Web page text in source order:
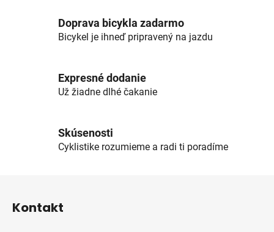
c
i
e
r
v
k
p
i
e
Doprava bicykla zadarmo
Bicykel je ihneď pripravený na jazdu
Expresné dodanie
Už žiadne dlhé čakanie
Skúsenosti
Cyklistike rozumieme a radi ti poradíme
Kontakt